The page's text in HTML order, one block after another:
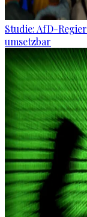
Studie: AfD-
umsetzbar